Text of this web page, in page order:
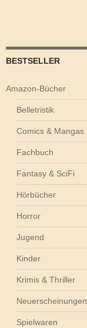
BESTSELLER
Amazon-Bücher
Belletristik
Comics & Mangas
Fachbuch
Fantasy & SciFi
Hörbücher
Horror
Jugend
Kinder
Krimis & Thriller
Neuerscheinungen
Spielwaren